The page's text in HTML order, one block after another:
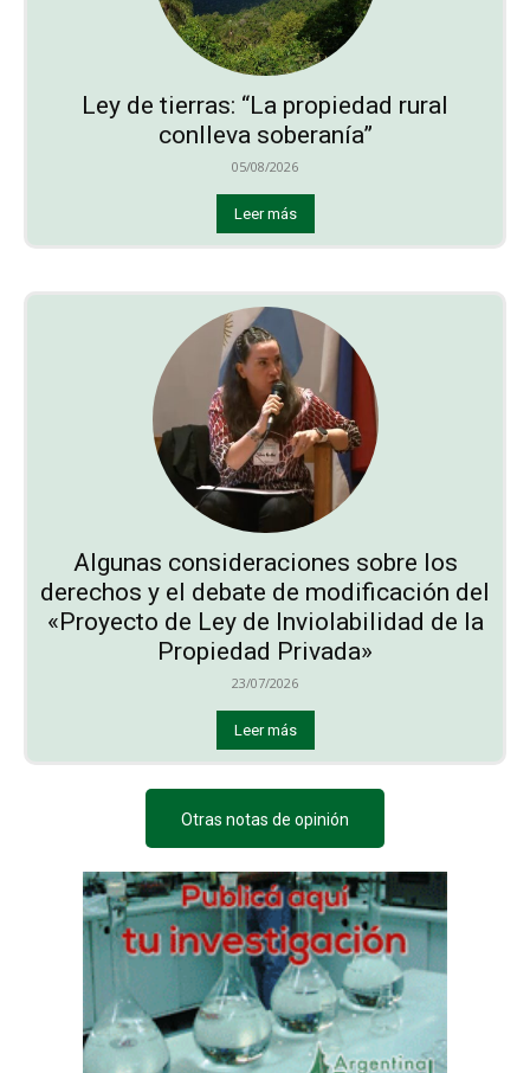
Ley de tierras: “La propiedad rural
conlleva soberanía”
05/08/2026
Leer más
Algunas consideraciones sobre los
derechos y el debate de modificación del
«Proyecto de Ley de Inviolabilidad de la
Propiedad Privada»
23/07/2026
Leer más
Otras notas de opinión